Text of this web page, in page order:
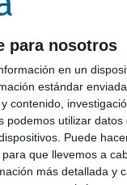
para nosotros
en un
estándar
contenido,
utilizar datos
Puede
que llevemos a
más detallada y
capaz
con su
refugiados.
los que se
para esta